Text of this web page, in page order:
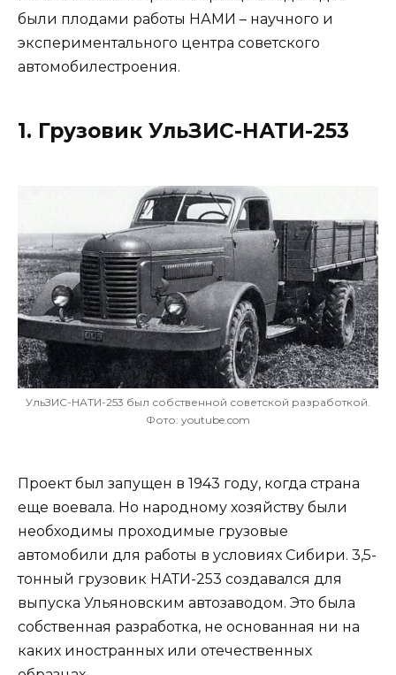
были плодами работы НАМИ – научного и
экспериментального центра советского
автомобилестроения.
1. Грузовик УльЗИС-НАТИ-253
УльЗИС-НАТИ-253 был собственной советской разработкой.
Фото: youtube.com
Проект был запущен в 1943 году, когда страна
еще воевала. Но народному хозяйству были
необходимы проходимые грузовые
автомобили для работы в условиях Сибири. 3,5-
тонный грузовик НАТИ-253 создавался для
выпуска Ульяновским автозаводом. Это была
собственная разработка, не основанная ни на
каких иностранных или отечественных